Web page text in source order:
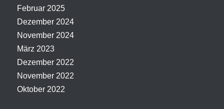
Februar 2025
Dezember 2024
November 2024
März 2023
Dezember 2022
November 2022
Oktober 2022